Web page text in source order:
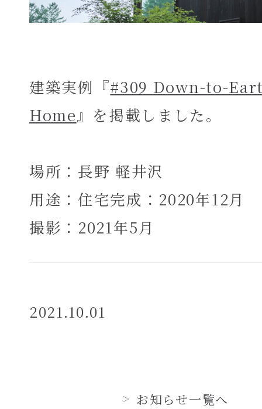
建築実例『#309 Down-to-
Home』を掲載しました。
場所：長野 軽井沢
用途：住宅完成：2020年12月
撮影：2021年5月
2021.10.01
お知らせ一覧へ